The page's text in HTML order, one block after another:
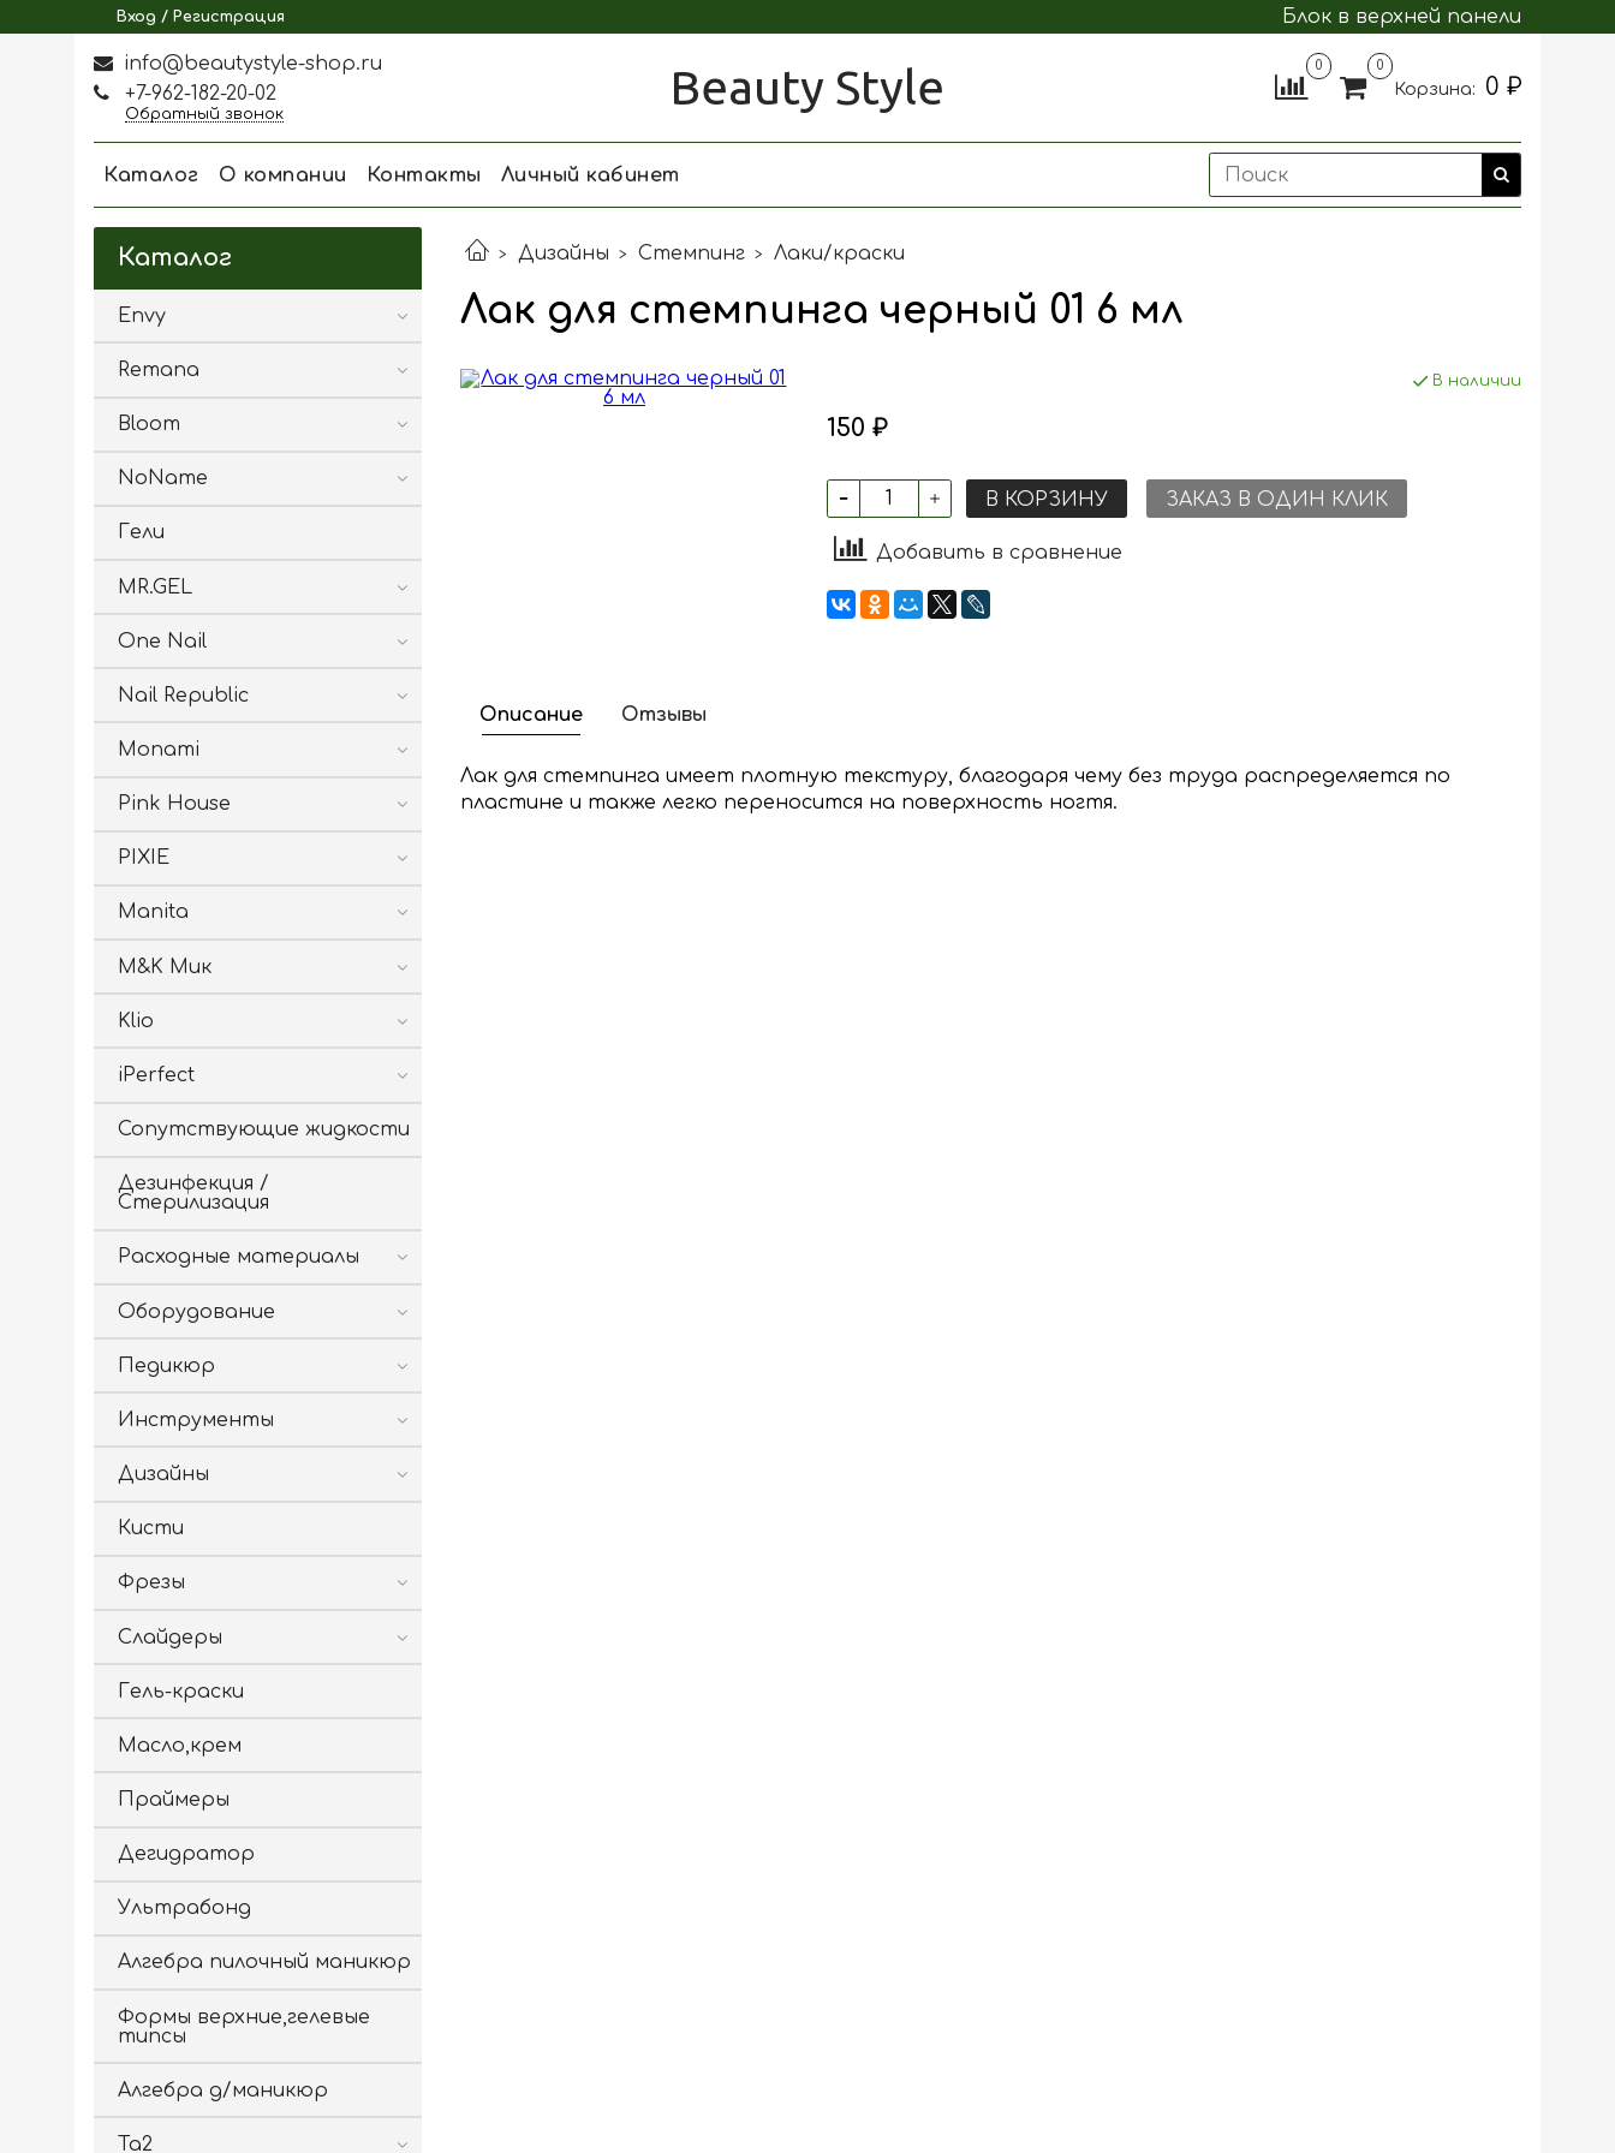
Вход / Регистрация Блок в верхней панели
info@beautystyle-shop.ru
+7-962-182-20-02
Обратный звонок Beauty Style 0 0
Корзина: 0 ₽
Каталог О компании Контакты Личный кабинет
Дизайны Стемпинг Лаки/краски
Лак для стемпинга черный 01 6 мл
В наличии
150 ₽
В КОРЗИНУ ЗАКАЗ В ОДИН КЛИК
Добавить в сравнение
Описание
Лак для стемпинга имеет плотную текстуру, благодаря чему без труда распределяется по
пластине и также легко переносится на поверхность ногтя.
Отзывы
Каталог
Envy
Remana
Bloom
NoName
Гели
MR.GEL
One Nail
Nail Republic
Monami
Pink House
PIXIE
Manita
M&K Мик
Klio
iPerfect
Сопутствующие жидкости
Дезинфекция /
Стерилизация
Расходные материалы
Оборудование
Педикюр
Инструменты
Дизайны
Кисти
Фрезы
Слайдеры
Гель-краски
Масло,крем
Праймеры
Дегидратор
Ультрабонд
Алгебра пилочный маникюр
Формы верхние,гелевые
типсы
Алгебра д/маникюр
Ta2